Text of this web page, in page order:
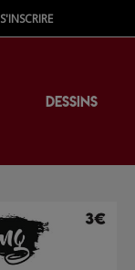
S'INSCRIRE
DESSINS